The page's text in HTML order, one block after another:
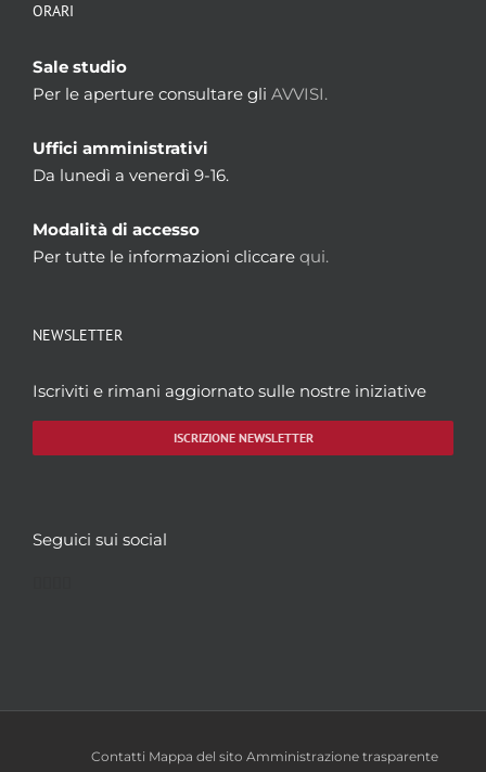
ORARI
Sale studio
Per le aperture consultare gli AVVISI.
Uffici amministrativi
Da lunedì a venerdì 9-16.
Modalità di accesso
Per tutte le informazioni cliccare qui.
NEWSLETTER
Iscriviti e rimani aggiornato sulle nostre iniziative
ISCRIZIONE NEWSLETTER
Seguici sui social
Contatti Mappa del sito Amministrazione trasparente